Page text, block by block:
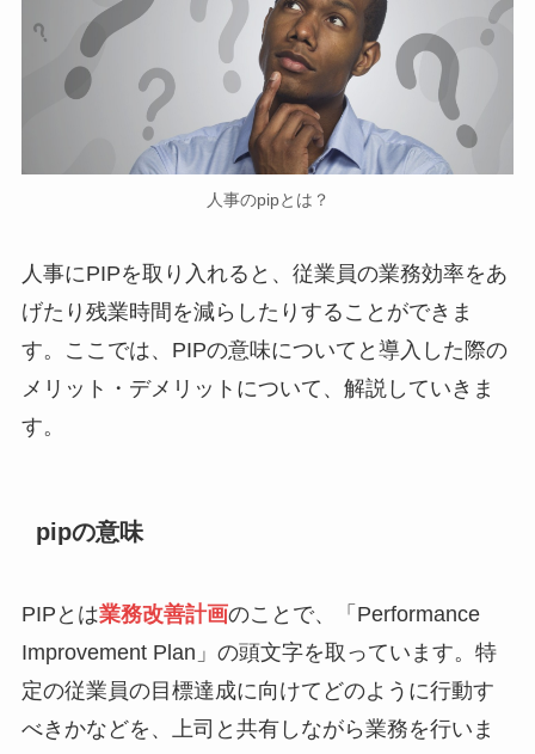
人事のpipとは？
人事にPIPを取り入れると、従業員の業務効率をあ
げたり残業時間を減らしたりすることができま
す。ここでは、PIPの意味についてと導入した際の
メリット・デメリットについて、解説していきま
す。
pipの意味
PIPとは業務改善計画のことで、「Performance
Improvement Plan」の頭文字を取っています。特
定の従業員の目標達成に向けてどのように行動す
べきかなどを、上司と共有しながら業務を行いま